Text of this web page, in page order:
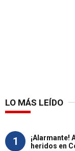
LO MÁS LEÍDO
1
¡Alarmante!
heridos en